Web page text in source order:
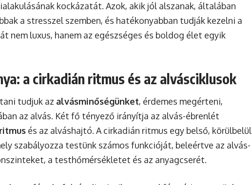
kockázatát. Azok, akik jól alszanak, általában
a stresszel szemben, és hatékonyabban tudják kezelni a
nem luxus, hanem az egészséges és boldog élet egyik
a cirkadián ritmus és az alvásciklusok
tudjuk az alvásminőségünket, érdemes megérteni,
az alvás. Két fő tényező irányítja az alvás-ébrenlét
és az alváshajtó. A cirkadián ritmus egy belső, körülbelül
szabályozza testünk számos funkcióját, beleértve az alvás-
a testhőmérsékletet és az anyagcserét.